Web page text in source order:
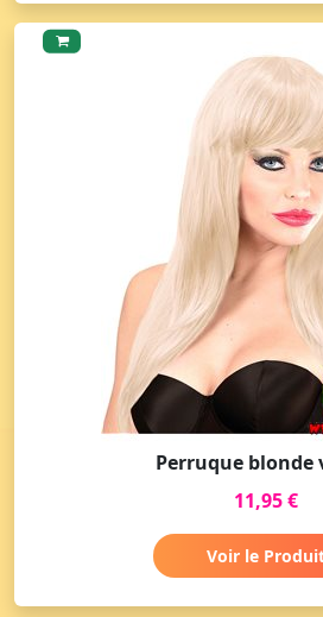
Perruque blonde
11,95 €
Voir le